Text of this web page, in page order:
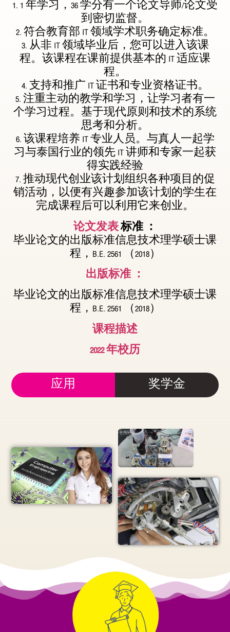
1. 1 年学习，36 学分有一个论文导师/论文受
到密切监督。
2. 符合教育部 IT 领域学术职务确定标准。
3. 从非 IT 领域毕业后，您可以进入该课
程。该课程在课前提供基本的 IT 适应课
程。
4. 支持和推广 IT 证书和专业资格证书。
5. 注重主动的教学和学习，让学习者有一
个学习过程。基于现代原则和技术的系统
思考和分析。
6. 该课程培养 IT 专业人员。与真人一起学
习与泰国行业的领先 IT 讲师和专家一起获
得实践经验
7. 推动现代创业该计划组织各种项目的促
销活动，以便有兴趣参加该计划的学生在
完成课程后可以利用它来创业。
论文发表标准 ：
毕业论文的出版标准信息技术理学硕士课
程，B.E. 2561 （2018）
出版标准 ：
毕业论文的出版标准信息技术理学硕士课
程，B.E. 2561 （2018）
课程描述
2022 年校历
应用 奖学金